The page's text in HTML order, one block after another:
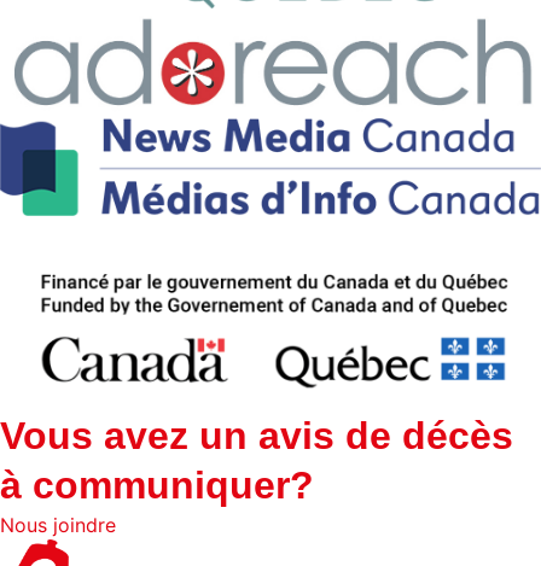
Vous avez un avis de décès
à communiquer?
Nous joindre